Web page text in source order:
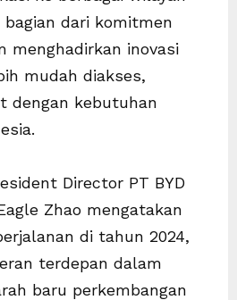
bagian dari komitmen
menghadirkan inovasi
mudah diakses,
dengan kebutuhan
Director PT BYD
Zhao mengatakan
di tahun 2024,
terdepan dalam
baru perkembangan